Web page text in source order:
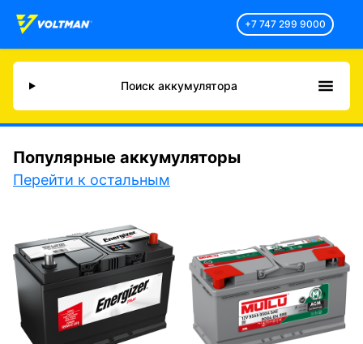
+7 747 299 9000
Поиск аккумулятора
Популярные аккумуляторы
Перейти к остальным